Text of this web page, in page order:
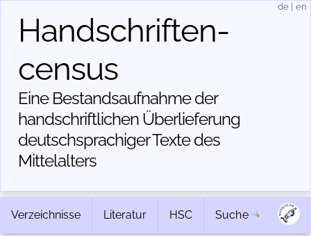
Handschriften­
census
Eine Bestandsaufnahme der
handschriftlichen Über­lieferung
deutschsprachiger Texte des
Mittelalters
de en
Verzeichnisse Literatur HSC Suche